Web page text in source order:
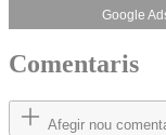
Google
Comentaris
Afegir nou